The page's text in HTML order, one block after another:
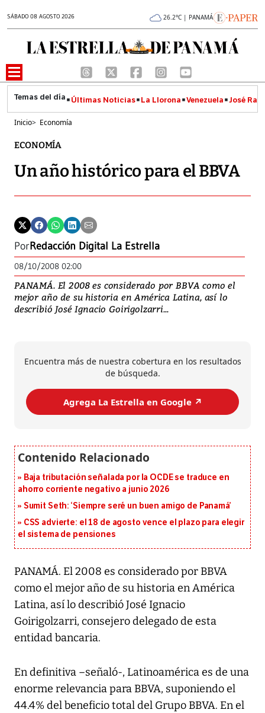
SÁBADO 08 AGOSTO 2026 26.2°C | PANAMÁ
Últimas Noticias La Llorona Venezuela José
Inicio> Economía
ECONOMÍA
Un año histórico para el BBVA
PorRedacción Digital La Estrella
08/10/2008 02:00
PANAMÁ. El 2008 es considerado por BBVA como el
mejor año de su historia en América Latina, así lo
describió José Ignacio Goirigolzarri...
Encuentra más de nuestra cobertura en los resultados
de búsqueda.
Agrega La Estrella en Google ↗️
Baja tributación señalada por la OCDE se traduce en
ahorro corriente negativo a junio 2026
Sumit Seth: ‘Siempre seré un buen amigo de Panamá’
CSS advierte: el 18 de agosto vence el plazo para elegir
el sistema de pensiones
PANAMÁ. El 2008 es considerado por BBVA
como el mejor año de su historia en América
Latina, así lo describió José Ignacio
Goirigolzarri, consejero delegado de esta
entidad bancaria.
En definitiva –señaló-, Latinoamérica es de una
enorme relevancia para BBVA, suponiendo el
44.4% del beneficio total del Grupo BBVA. En el